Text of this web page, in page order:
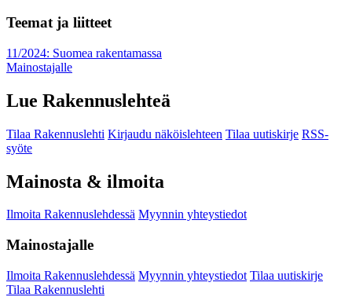
Teemat ja liitteet
11/2024: Suomea rakentamassa
Mainostajalle
Lue Rakennuslehteä
Tilaa Rakennuslehti Kirjaudu näköislehteen Tilaa uutiskirje RSS-
syöte
Mainosta & ilmoita
Ilmoita Rakennuslehdessä Myynnin yhteystiedot
Mainostajalle
Ilmoita Rakennuslehdessä Myynnin yhteystiedot Tilaa uutiskirje
Tilaa Rakennuslehti